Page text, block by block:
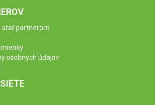
stať partnerom
osobných údajov